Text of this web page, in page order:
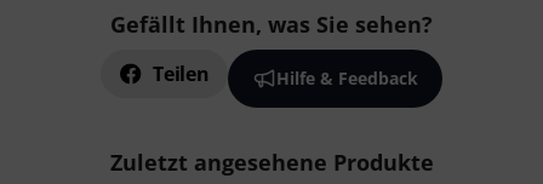
Gefällt Ihnen, was Sie sehen?
Teilen Hilfe & Feedback
Zuletzt angesehene Produkte